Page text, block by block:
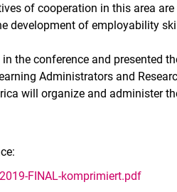
of cooperation in this area
development of employability
the conference and presented
Administrators and
will organize and administer
FINAL-komprimiert.pdf